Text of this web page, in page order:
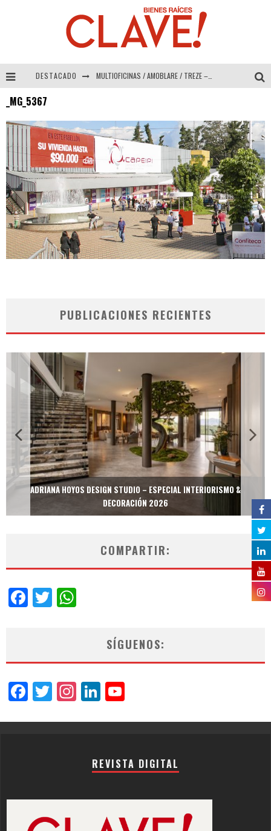
DESTACADO MULTIOFICINAS / AMOBLARE / TREZE – Especial Interiorismo & Decoración 2026
COLINEAL – Especial Interiorismo & Decoración 2026
ADRIANA HOYOS DESIGN STUDIO – Especial Interiorismo & Decoración 2026
_MG_5367
PUBLICACIONES RECIENTES
ADRIANA HOYOS DESIGN STUDIO – ESPECIAL INTERIORISMO &
DECORACIÓN 2026
COMPARTIR:
Facebook
Twitter
SÍGUENOS:
Facebook
Twitter
Instagram
LinkedIn
REVISTA DIGITAL